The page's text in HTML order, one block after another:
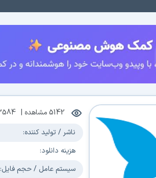
5142مشاهده |
ناشر / تولید کننده:
هزینه دانلود:
سیستم عامل / حجم فایل: